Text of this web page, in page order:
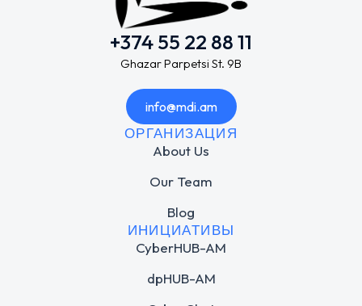
+374 55 22 88 11
Ghazar Parpetsi St. 9B
info@mdi.am
ОРГАНИЗАЦИЯ
About Us
Our Team
Blog
ИНИЦИАТИВЫ
CyberHUB-AM
dpHUB-AM